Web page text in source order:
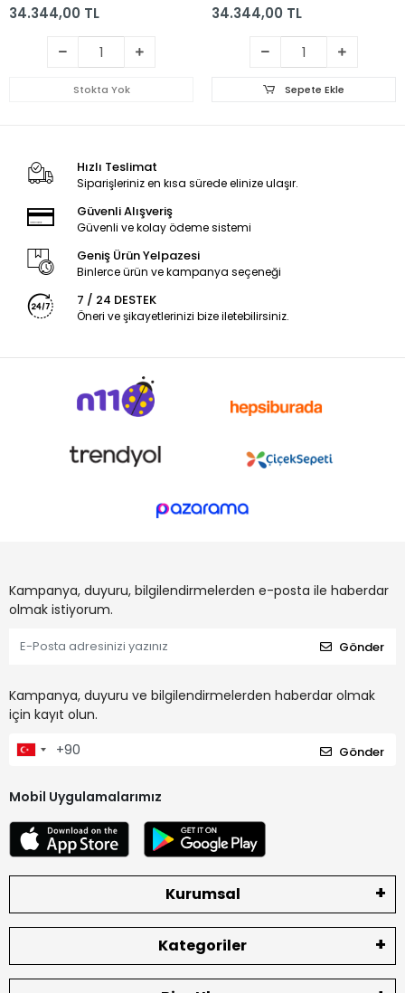
34.344,00 TL
Stokta Yok
34.344,00 TL
Sepete Ekle
Hızlı Teslimat
Siparişleriniz en kısa sürede elinize ulaşır.
Güvenli Alışveriş
Güvenli ve kolay ödeme sistemi
Geniş Ürün Yelpazesi
Binlerce ürün ve kampanya seçeneği
7 / 24 DESTEK
Öneri ve şikayetlerinizi bize iletebilirsiniz.
Kampanya, duyuru, bilgilendirmelerden e-posta ile haberdar
olmak istiyorum.
Gönder
Kampanya, duyuru ve bilgilendirmelerden haberdar olmak
için kayıt olun.
Gönder
Mobil Uygulamalarımız
Kurumsal
Kategoriler